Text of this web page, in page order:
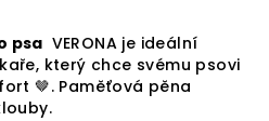
psa VERONA je ideální
který chce svému psovi
🤎. Paměťová pěna